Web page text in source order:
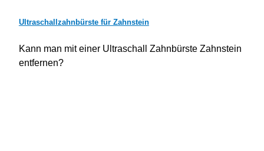
Ultraschallzahnbürste für Zahnstein
Kann man mit einer Ultraschall Zahnbürste Zahnstein
entfernen?